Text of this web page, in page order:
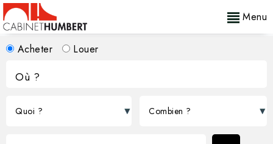
Menu
Acheter Louer